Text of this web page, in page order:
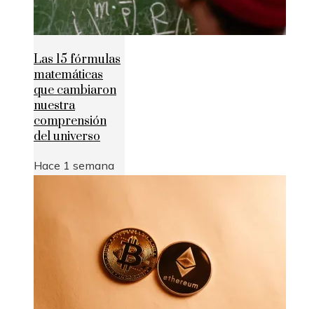
Las 15 fórmulas
matemáticas
que cambiaron
nuestra
comprensión
del universo
Hace 1 semana